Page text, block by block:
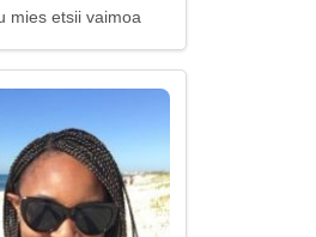
mies etsii vaimoa